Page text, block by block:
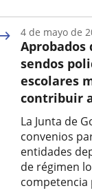
la
noticia
Aprobados
sendos
escolares
contribuir
La Junta de
convenios
entidades
de régimen
competencia
4 de mayo de